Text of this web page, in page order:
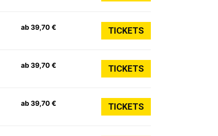
ab 39,70 € TICKETS
ab 39,70 € TICKETS
ab 39,70 € TICKETS